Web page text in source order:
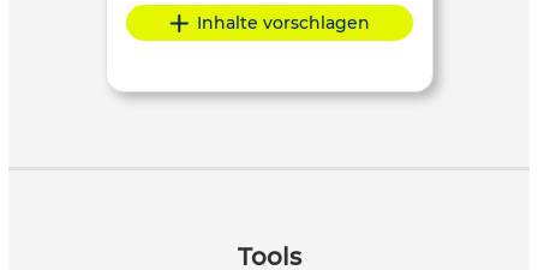
Inhalte vorschlagen
Tools